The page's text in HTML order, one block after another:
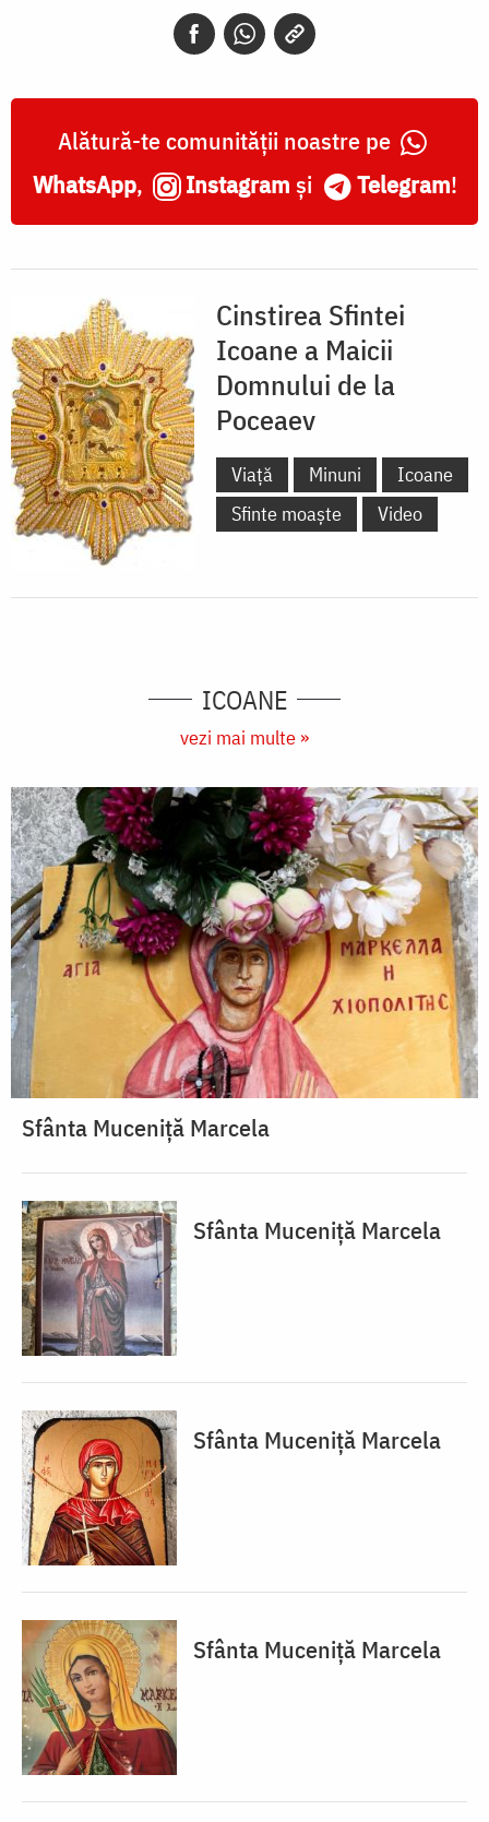
Alătură-te comunității noastre pe
WhatsApp, Instagram și Telegram!
Cinstirea Sfintei
Icoane a Maicii
Domnului de la
Poceaev
Viață Minuni
Icoane
Sfinte moaște
Video
ICOANE
vezi mai multe »
Sfânta Muceniță Marcela
Sfânta Muceniță Marcela
Sfânta Muceniță Marcela
Sfânta Muceniță Marcela